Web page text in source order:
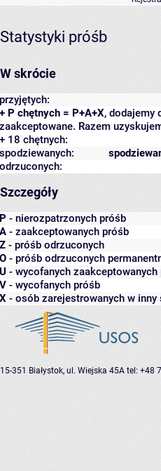
Statystyki próśb
W skrócie
przyjętych:
+ P chętnych = P+A+X, dodajemy
zaakceptowane. Razem
+ 18 chętnych:
spodziewanych:
odrzuconych:
Szczegóły
P - nierozpatrzonych próśb
A - zaakceptowanych próśb
Z - próśb odrzuconych
O - próśb odrzuconych
U - wycofanych zaakceptowanych
V - wycofanych próśb
X - osób zarejestrowanych w inny
15-351 Białystok, ul. Wiejska 45A tel: +48